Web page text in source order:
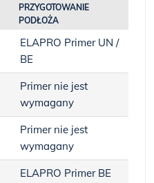
PRZYGOTOWANIE
PODŁOŻA
ELAPRO Primer UN /
BE
Primer nie jest
wymagany
Primer nie jest
wymagany
ELAPRO Primer BE